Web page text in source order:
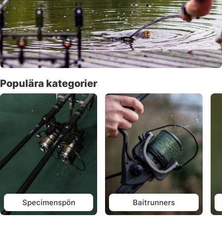
Populära kategorier
Specimenspön Baitrunners